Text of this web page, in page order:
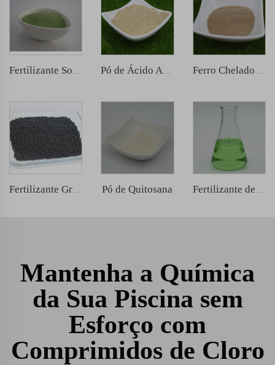
Fertilizante Granular Orgânico de Ácido Amínico Pó de Quitosana Fertilizante de Alga Marinha Líquido
Mantenha a Química
da Sua Piscina sem
Esforço com
Comprimidos de Cloro